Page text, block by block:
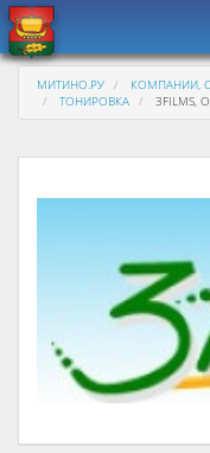
МИТИНО.РУ КОМПАНИИ,
ТОНИРОВКА
3FILMS,